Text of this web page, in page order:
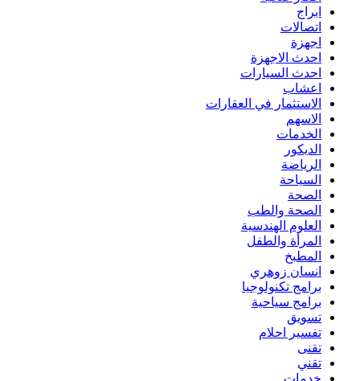
ابراج
اتصالات
اجهزة
احدث الاجهزة
احدث السيارات
اعشاب
الاستثمار في العقارات
الاسهم
الخدمات
الديكور
الرياضة
السياحة
الصحة
الصحة والطب
العلوم الهندسية
المرأة والطفل
المطبخ
انسان زوهري
برامج تكنولوجيا
برامج سياحية
تسويق
تفسير احلام
تقنى
تقني